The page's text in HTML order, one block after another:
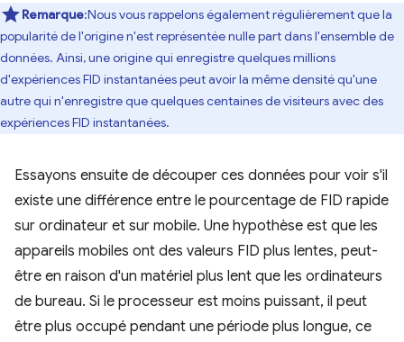
Remarque:Nous vous rappelons également régulièrement que la
popularité de l'origine n'est représentée nulle part dans l'ensemble de
données. Ainsi, une origine qui enregistre quelques millions
d'expériences FID instantanées peut avoir la même densité qu'une
autre qui n'enregistre que quelques centaines de visiteurs avec des
expériences FID instantanées.
Essayons ensuite de découper ces données pour voir s'il
existe une différence entre le pourcentage de FID rapide
sur ordinateur et sur mobile. Une hypothèse est que les
appareils mobiles ont des valeurs FID plus lentes, peut-
être en raison d'un matériel plus lent que les ordinateurs
de bureau. Si le processeur est moins puissant, il peut
être plus occupé pendant une période plus longue, ce